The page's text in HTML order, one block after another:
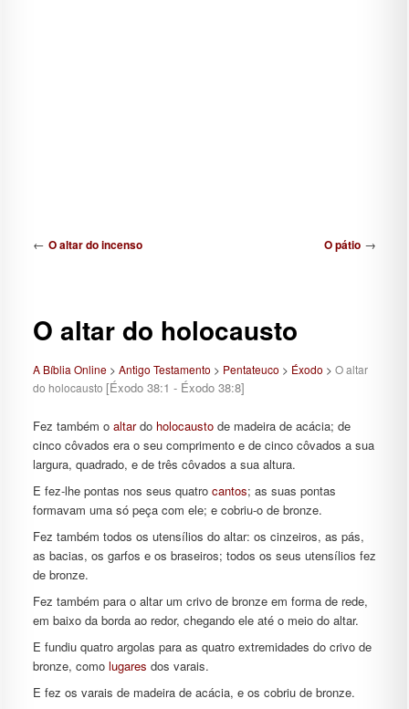
Navegação de posts O pátio →
← O altar do incenso
O altar do holocausto
A Bíblia Online> Antigo Testamento > Pentateuco > Éxodo > O altar
do holocausto [Éxodo 38:1 - Éxodo 38:8]
Fez também o altardo holocaustode madeira de acácia; de
cinco côvados era o seu comprimento e de cinco côvados a sua
largura, quadrado, e de três côvados a sua altura.
E fez-lhe pontas nos seus quatro cantos; as suas pontas
formavam uma só peça com ele; e cobriu-o de bronze.
Fez também todos os utensílios do altar: os cinzeiros, as pás,
as bacias, os garfos e os braseiros; todos os seus utensílios fez
de bronze.
Fez também para o altar um crivo de bronze em forma de rede,
em baixo da borda ao redor, chegando ele até o meio do altar.
E fundiu quatro argolas para as quatro extremidades do crivo de
bronze, como lugares dos varais.
E fez os varais de madeira de acácia, e os cobriu de bronze.